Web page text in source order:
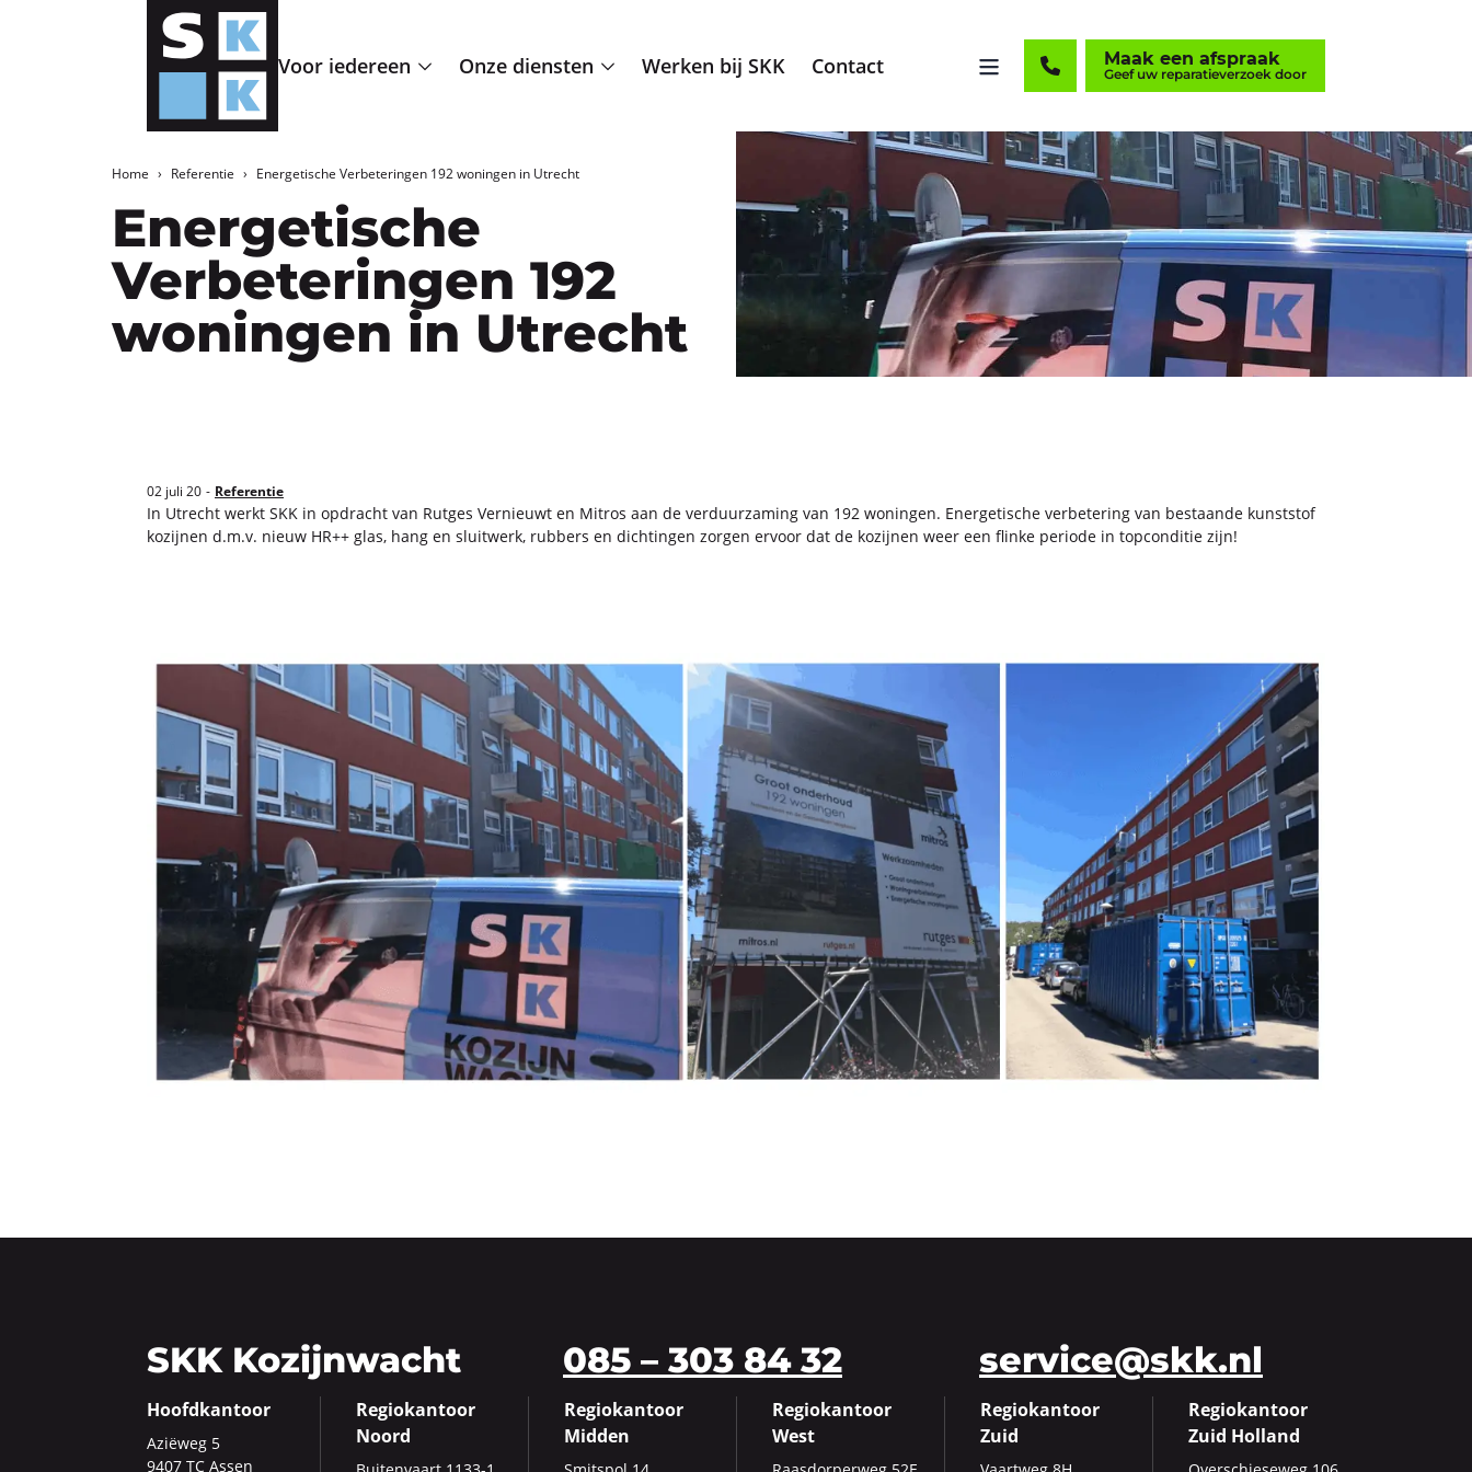
Voor iedereen Onze diensten Werken bij SKK Contact Maak een afspraak
Geef uw reparatieverzoek door
Home Referentie Energetische Verbeteringen 192 woningen in Utrecht
Energetische
Verbeteringen 192
woningen in Utrecht
02 juli 20 - Referentie
In Utrecht werkt SKK in op­dracht van Rut­ges Ver­nieuwt en Mi­tros aan de ver­duur­za­ming van 192 wo­nin­gen. Ener­ge­ti­sche ver­be­te­ring van be­staan­de kunst­stof
ko­zij­nen d.m.v. nieuw HR++ glas, hang en sluit­werk, rub­bers en dich­tin­gen zor­gen er­voor dat de ko­zij­nen weer een flin­ke pe­ri­o­de in top­con­di­tie zijn!
SKK Kozijnwacht 085 – 303 84 32 service@skk.nl
Hoofdkantoor
Azi­ë­weg 5
9407 TC Assen
Regiokantoor
Noord
Regiokantoor
Midden
Regiokantoor
West
Regiokantoor
Zuid
Regiokantoor
Zuid Holland